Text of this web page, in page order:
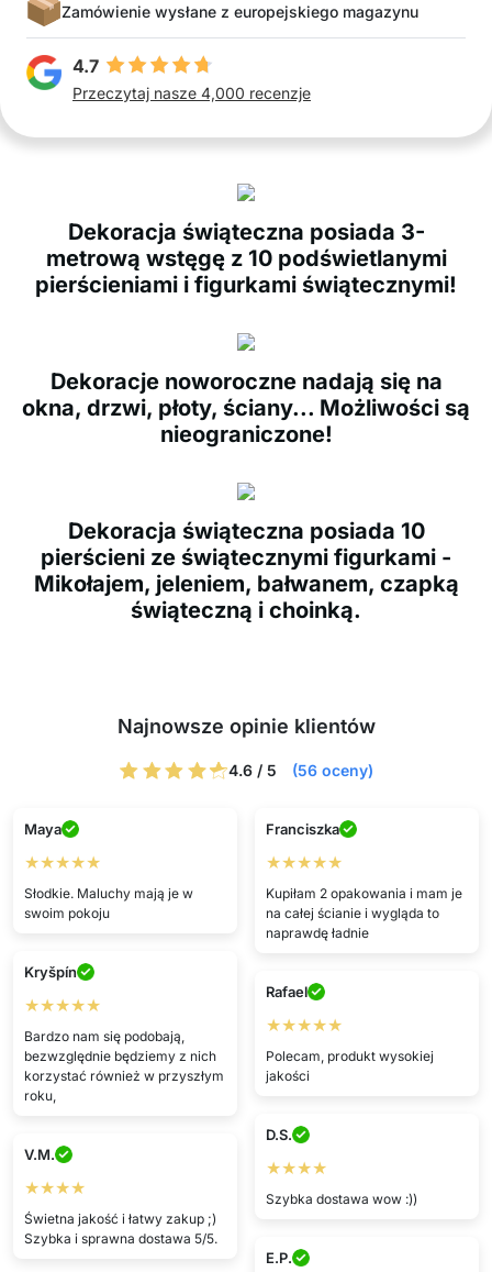
Zamówienie wysłane z europejskiego magazynu
4.7
Przeczytaj nasze 4,000 recenzje
Dekoracja świąteczna posiada 3-
metrową wstęgę z 10 podświetlanymi
pierścieniami i figurkami świątecznymi!
Dekoracje noworoczne nadają się na
okna, drzwi, płoty, ściany... Możliwości są
nieograniczone!
Dekoracja świąteczna posiada 10
pierścieni ze świątecznymi figurkami -
Mikołajem, jeleniem, bałwanem, czapką
świąteczną i choinką.
Najnowsze opinie klientów
4.6 / 5 (56 oceny)
Maya
★★★★★
Słodkie. Maluchy mają je w
swoim pokoju
Franciszka
★★★★★
Kupiłam 2 opakowania i mam je
na całej ścianie i wygląda to
naprawdę ładnie
Kryšpín
★★★★★
Bardzo nam się podobają,
bezwzględnie będziemy z nich
korzystać również w przyszłym
roku,
Rafael
★★★★★
Polecam, produkt wysokiej
jakości
D.S.
★★★★
Szybka dostawa wow :))
V.M.
★★★★
Świetna jakość i łatwy zakup ;)
Szybka i sprawna dostawa 5/5.
E.P.